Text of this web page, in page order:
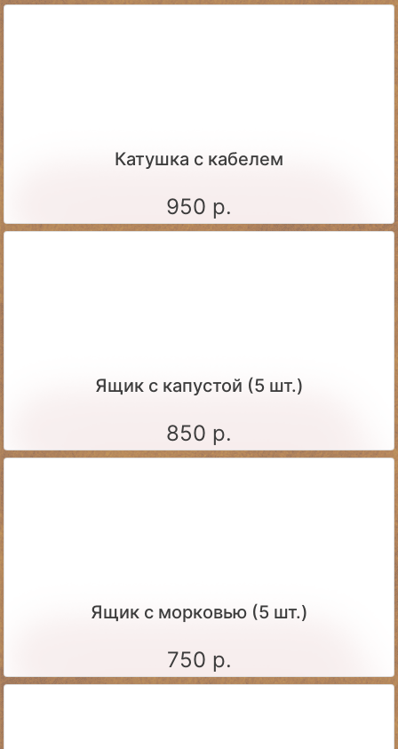
Катушка с кабелем
950 р.
Ящик c капустой (5 шт.)
850 р.
Ящик c морковью (5 шт.)
750 р.